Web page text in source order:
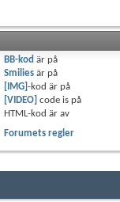
BB-kod är på
Smiliesär på
[IMG] -kod är på
[VIDEO] code is på
HTML-kod är av
Forumets regler